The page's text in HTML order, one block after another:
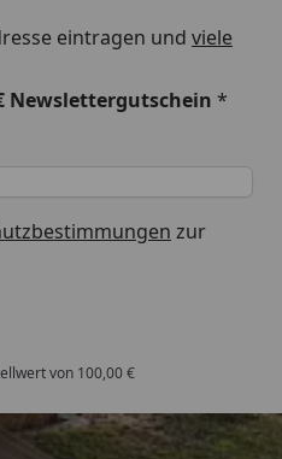
eintragen und viele
Newslettergutschein *
zur
von 100,00 €